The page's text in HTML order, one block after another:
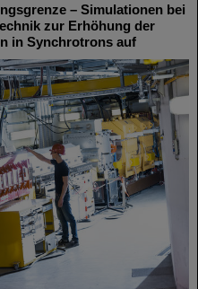
– Simulationen bei
zur Erhöhung der
in Synchrotrons auf